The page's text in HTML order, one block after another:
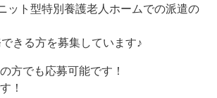
ット型特別養護老人ホームでの派遣の
きる方を募集しています♪
方でも応募可能です！
！